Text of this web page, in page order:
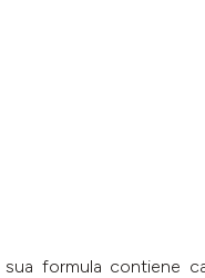
formula contiene